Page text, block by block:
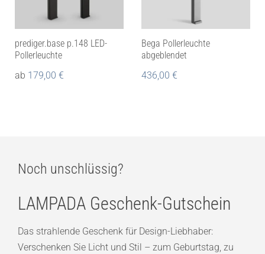
prediger.base p.148 LED-
Pollerleuchte
ab 179,00 €
Bega Pollerleuchte
abgeblendet
436,00 €
Noch unschlüssig?
LAMPADA Geschenk-Gutschein
Das strahlende Geschenk für Design-Liebhaber:
Verschenken Sie Licht und Stil – zum Geburtstag, zu